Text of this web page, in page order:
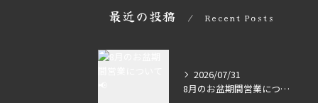
最近の投稿 Recent Posts
2026/07/31
8月のお盆期間営業について📢